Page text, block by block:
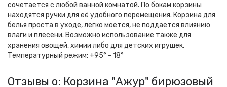
сочетается с любой ванной комнатой. По бокам корзины
находятся ручки для её удобного перемещения. Корзина для
белья проста в уходе, легко моется, не поддается влиянию
влаги и плесени. Возможно использование также для
хранения овощей, химии либо для детских игрушек.
Температурный режим: +95° - 18°
Отзывы о: Корзина "Ажур" бирюзовый